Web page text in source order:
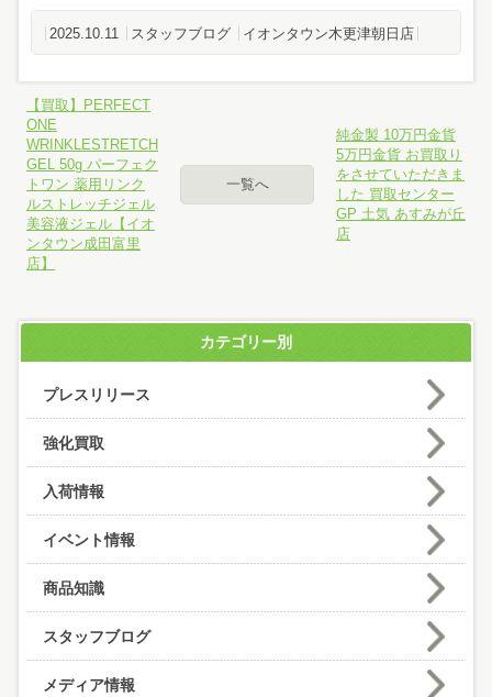
2025.10.11 スタッフブログ イオンタウン木更津朝日店
【買取】PERFECT
ONE
WRINKLESTRETCH
GEL 50g パーフェク
トワン 薬用リンク
ルストレッチジェル
美容液ジェル【イオ
ンタウン成田富里
店】
一覧へ
純金製 10万円金貨
5万円金貨 お買取り
をさせていただきま
した 買取センター
GP 土気 あすみが丘
店
カテゴリー別
プレスリリース
強化買取
入荷情報
イベント情報
商品知識
スタッフブログ
メディア情報